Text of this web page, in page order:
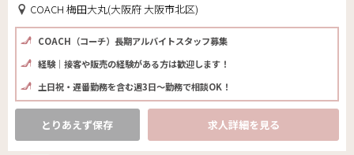
COACH 梅田大丸(大阪府 大阪市北区)
COACH（コーチ）長期アルバイトスタッフ募集
経験│接客や販売の経験がある方は歓迎します！
土日祝・遅番勤務を含む週3日～勤務で相談OK！
とりあえず保存 求人詳細を見る